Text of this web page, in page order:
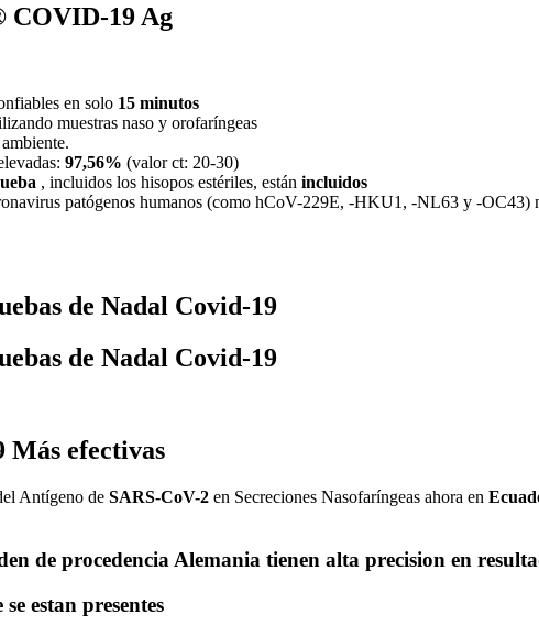
COVID-19 Ag
en solo 15 minutos
muestras naso y orofaríngeas
97,56% (valor ct: 20-30)
, incluidos los hisopos estériles, están incluidos
patógenos humanos (como hCoV-229E, -HKU1, -NL63 y -
de Nadal Covid-19
de Nadal Covid-19
Más efectivas
Antígeno de SARS-CoV-2 en Secreciones Nasofaríngeas ahora en
de procedencia Alemania tienen alta precision en
estan presentes